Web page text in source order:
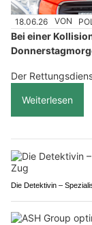
18.06.26 VON
Bei einer
Der
Weiterlesen
Die Detektivin –